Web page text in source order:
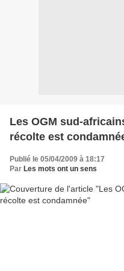
Les OGM sud-
récolte est
Publié le 05/04/2009 à 18:17
Par Les mots ont un sens